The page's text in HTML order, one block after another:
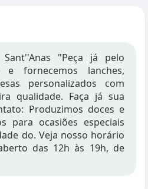
Sant''Anas "Peça já pelo
e fornecemos lanches,
personalizados com
qualidade. Faça já sua
Produzimos doces e
para ocasiões especiais
do. Veja nosso horário
das 12h às 19h, de